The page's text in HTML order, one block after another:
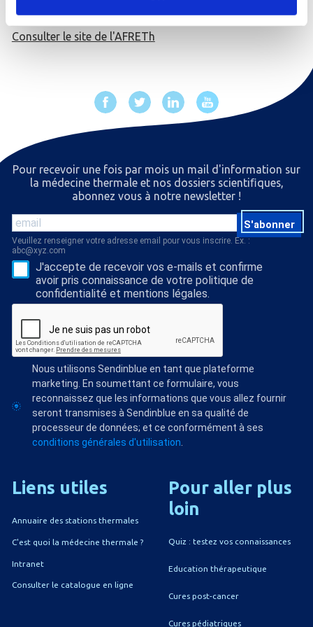
Consulter le site de l'AFRETh
Pour recevoir une fois par mois un mail d'information sur
la médecine thermale et nos dossiers scientiﬁques,
abonnez vous à notre newsletter !
S'abonner
Veuillez renseigner votre adresse email pour vous inscrire. Ex. :
abc@xyz.com
J'accepte de recevoir vos e-mails et confirme
avoir pris connaissance de votre politique de
confidentialité et mentions légales.
Nous utilisons Sendinblue en tant que plateforme
marketing. En soumettant ce formulaire, vous
reconnaissez que les informations que vous allez fournir
seront transmises à Sendinblue en sa qualité de
processeur de données; et ce conformément à ses
conditions générales d'utilisation.
Liens utiles
Annuaire des stations thermales
C'est quoi la médecine thermale ?
Intranet
Consulter le catalogue en ligne
Pour aller plus
loin
Quiz : testez vos connaissances
Education thérapeutique
Cures post-cancer
Cures pédiatriques